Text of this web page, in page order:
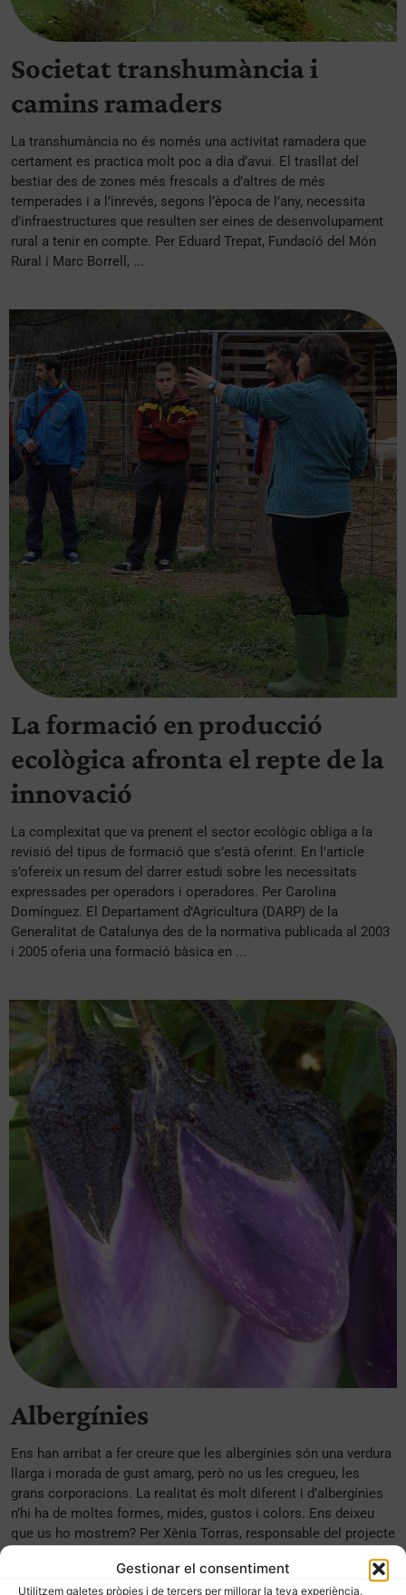
Gestionar el consentiment
Utilitzem galetes pròpies i de tercers per millorar la teva experiència,
Societat transhumància i
camins ramaders
La transhumància no és només una activitat ramadera que
certament es practica molt poc a dia d’avui. El trasllat del
bestiar des de zones més frescals a d’altres de més
temperades i a l’inrevés, segons l’època de l’any, necessita
d’infraestructures que resulten ser eines de desenvolupament
rural a tenir en compte. Per Eduard Trepat, Fundació del Món
Rural i Marc Borrell, ...
La formació en producció
ecològica afronta el repte de la
innovació
La complexitat que va prenent el sector ecològic obliga a la
revisió del tipus de formació que s’està oferint. En l’article
s’ofereix un resum del darrer estudi sobre les necessitats
expressades per operadors i operadores. Per Carolina
Domínguez. El Departament d’Agricultura (DARP) de la
Generalitat de Catalunya des de la normativa publicada al 2003
i 2005 oferia una formació bàsica en ...
Albergínies
Ens han arribat a fer creure que les albergínies són una verdura
llarga i morada de gust amarg, però no us les cregueu, les
grans corporacions. La realitat és molt diferent i d’albergínies
n’hi ha de moltes formes, mides, gustos i colors. Ens deixeu
que us ho mostrem? Per Xènia Torras, responsable del projecte